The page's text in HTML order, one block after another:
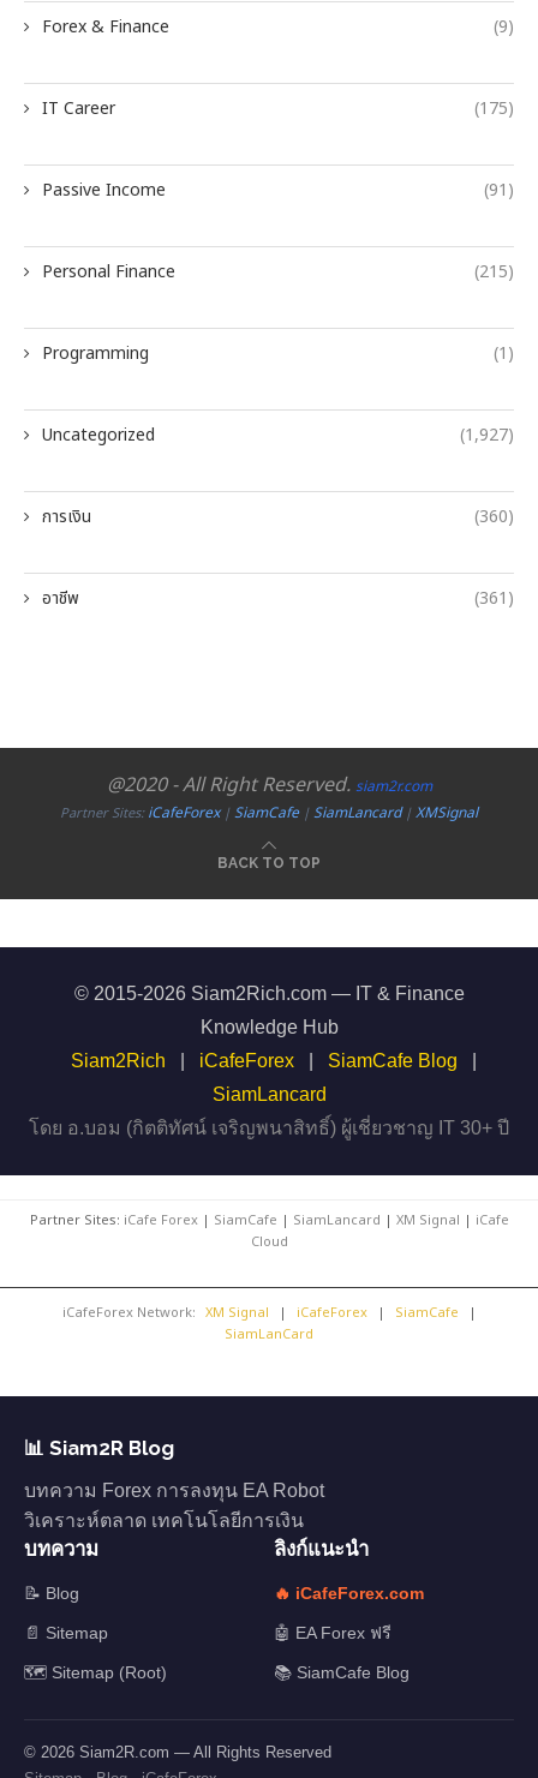
Forex & Finance (9)
IT Career (175)
Passive Income (91)
Personal Finance (215)
Programming (1)
Uncategorized (1,927)
การเงิน (360)
อาชีพ (361)
@2020 - All Right Reserved. siam2r.com
Partner Sites:iCafeForex|SiamCafe|SiamLancard|XMSignal
BACK TO TOP
© 2015-2026 Siam2Rich.com — IT & Finance
Knowledge Hub
Siam2Rich
iCafeForex SiamCafe Blog
SiamLancard
โดย อ.บอม (กิตติทัศน์ เจริญพนาสิทธิ์) ผู้เชี่ยวชาญ IT 30+ ปี
Partner Sites: iCafe Forex| SiamCafe | SiamLancard | XM Signal | iCafe
Cloud
iCafeForex Network: XM Signal | iCafeForex | SiamCafe
|
SiamLanCard
📊 Siam2R Blog
บทความ Forex การลงทุน EA Robot
วิเคราะห์ตลาด เทคโนโลยีการเงิน
บทความ
📝 Blog
📄 Sitemap
🗺️ Sitemap (Root)
ลิงก์แนะนำ
🔥 iCafeForex.com
🤖 EA Forex ฟรี
📚 SiamCafe Blog
© 2026 Siam2R.com — All Rights Reserved